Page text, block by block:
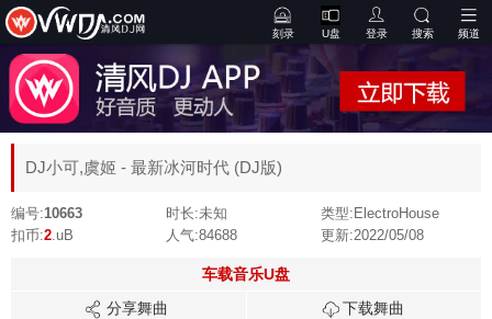
刻录 U盘 登录 搜索 频道
DJ小可,虞姬 - 最新冰河时代 (DJ版)
编号:10663 时长:未知 类型: ElectroHouse
扣币:2.uB 人气:84688 更新:2022/05/08
车载音乐U盘
分享舞曲
下载舞曲